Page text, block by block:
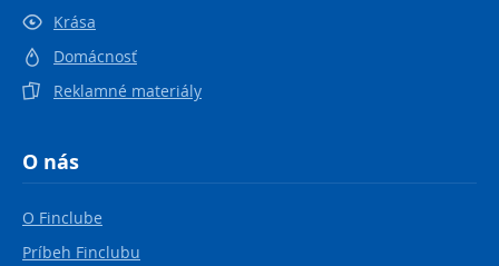
Krása
Domácnosť
Reklamné materiály
O nás
O Finclube
Príbeh Finclubu